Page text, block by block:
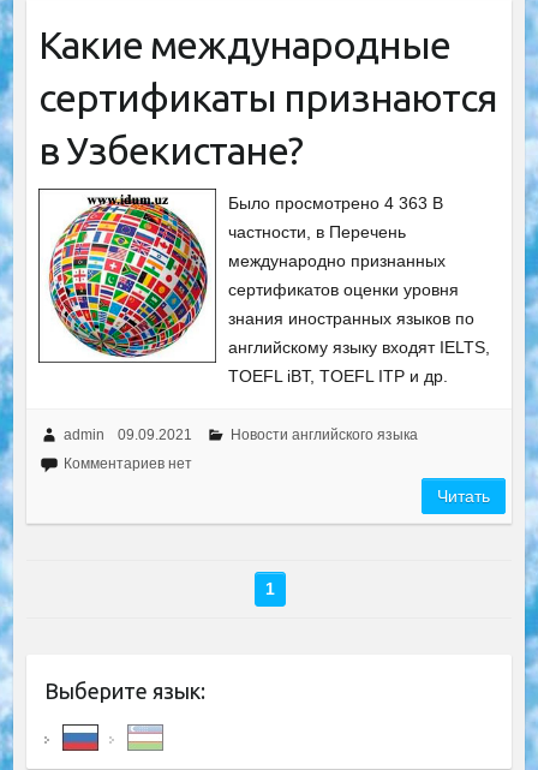
Какие международные
сертификаты признаются
в Узбекистане?
Было просмотрено 4 363 В
частности, в Перечень
международно признанных
сертификатов оценки уровня
знания иностранных языков по
английскому языку входят IELTS,
TOEFL iBT, TOEFL ITP и др.
admin 09.09.2021
Новости английского языка
Комментариев нет
Читать
1
Выберите язык: